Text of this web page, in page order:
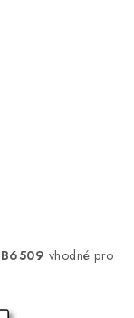
vhodné pro